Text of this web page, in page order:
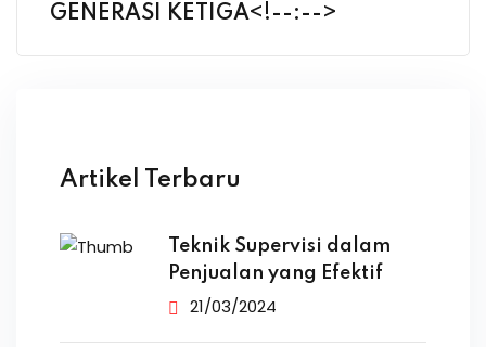
GENERASI KETIGA<!--:-->
Artikel Terbaru
Teknik Supervisi dalam
Penjualan yang Efektif
21/03/2024